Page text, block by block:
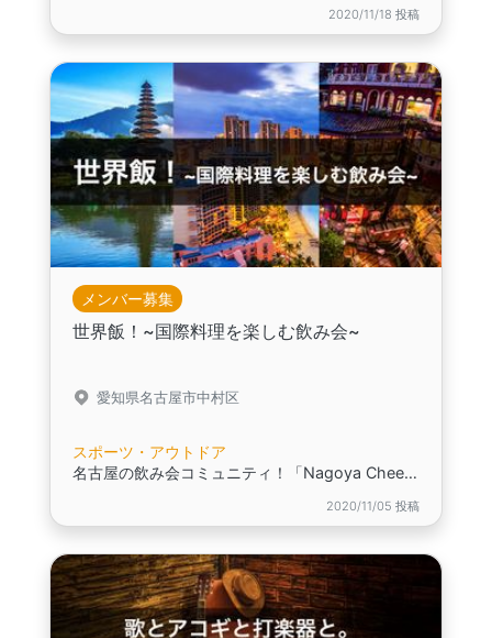
2020/11/18 投稿
メンバー募集
世界飯！~国際料理を楽しむ飲み会~
愛知県名古屋市中村区
スポーツ・アウトドア
名古屋の飲み会コミュニティ！「Nagoya Cheers!」
2020/11/05 投稿